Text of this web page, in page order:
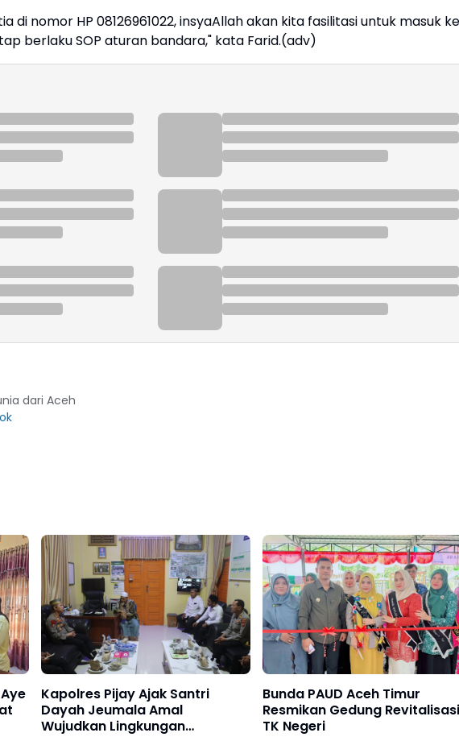
di nomor HP 08126961022, insyaAllah akan kita fasilitasi untuk masuk ke
berlaku SOP aturan bandara," kata Farid.(adv)
dari Aceh
Kapolres Pijay Ajak Santri
Dayah Jeumala Amal
Wujudkan Lingkungan
Bunda PAUD Aceh Timur
Resmikan Gedung Revitalisasi
TK Negeri